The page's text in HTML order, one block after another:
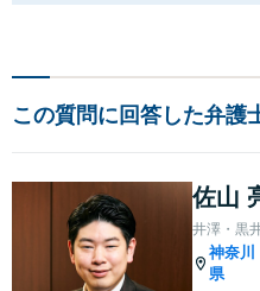
この質問に回答した弁護
佐山
井澤・黒
神奈川
県